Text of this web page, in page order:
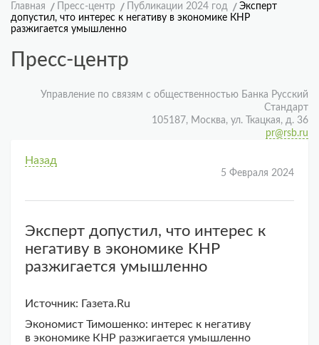
Главная Пресс-центр Публикации 2024 год
Эксперт
допустил, что интерес к негативу в экономике КНР
разжигается умышленно
Пресс-центр
Управление по связям с общественностью Банка Русский
Стандарт
105187, Москва, ул. Ткацкая, д. 36
pr@rsb.ru
Назад
5 Февраля 2024
Эксперт допустил, что интерес к
негативу в экономике КНР
разжигается умышленно
Источник: Газета.Ru
Экономист Тимошенко: интерес к негативу
в экономике КНР разжигается умышленно